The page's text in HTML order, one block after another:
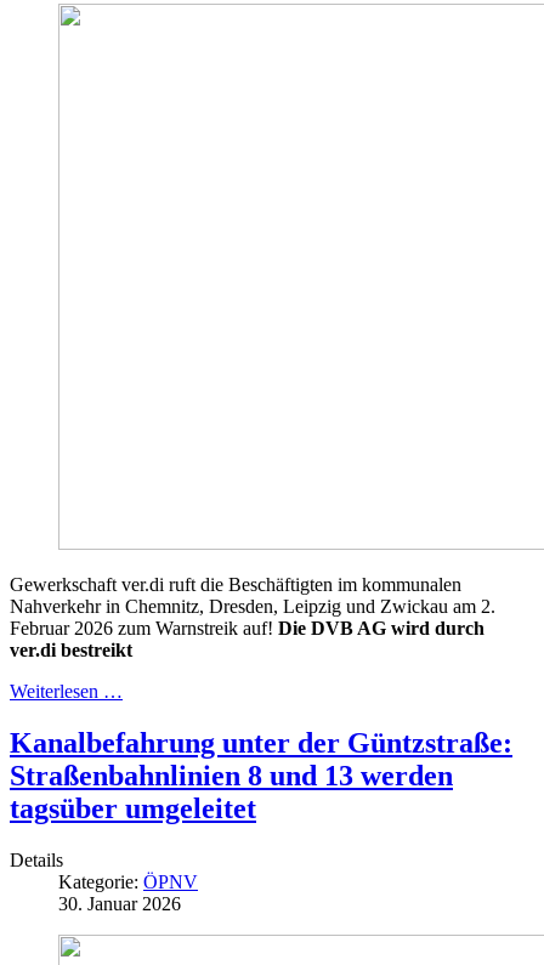
Gewerkschaft ver.di ruft die Beschäftigten im kommunalen
Nahverkehr in Chemnitz, Dresden, Leipzig und Zwickau am 2.
Februar 2026 zum Warnstreik auf! Die DVB AG wird durch
ver.di bestreikt
Weiterlesen …
Kanalbefahrung unter der Güntzstraße:
Straßenbahnlinien 8 und 13 werden
tagsüber umgeleitet
Details
Kategorie: ÖPNV
30. Januar 2026